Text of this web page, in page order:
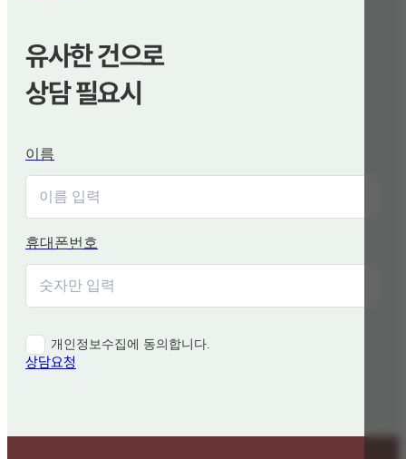
유사한 건으로
상담 필요시
이름
휴대폰번호
개인정보수집에 동의합니다.
상담요청